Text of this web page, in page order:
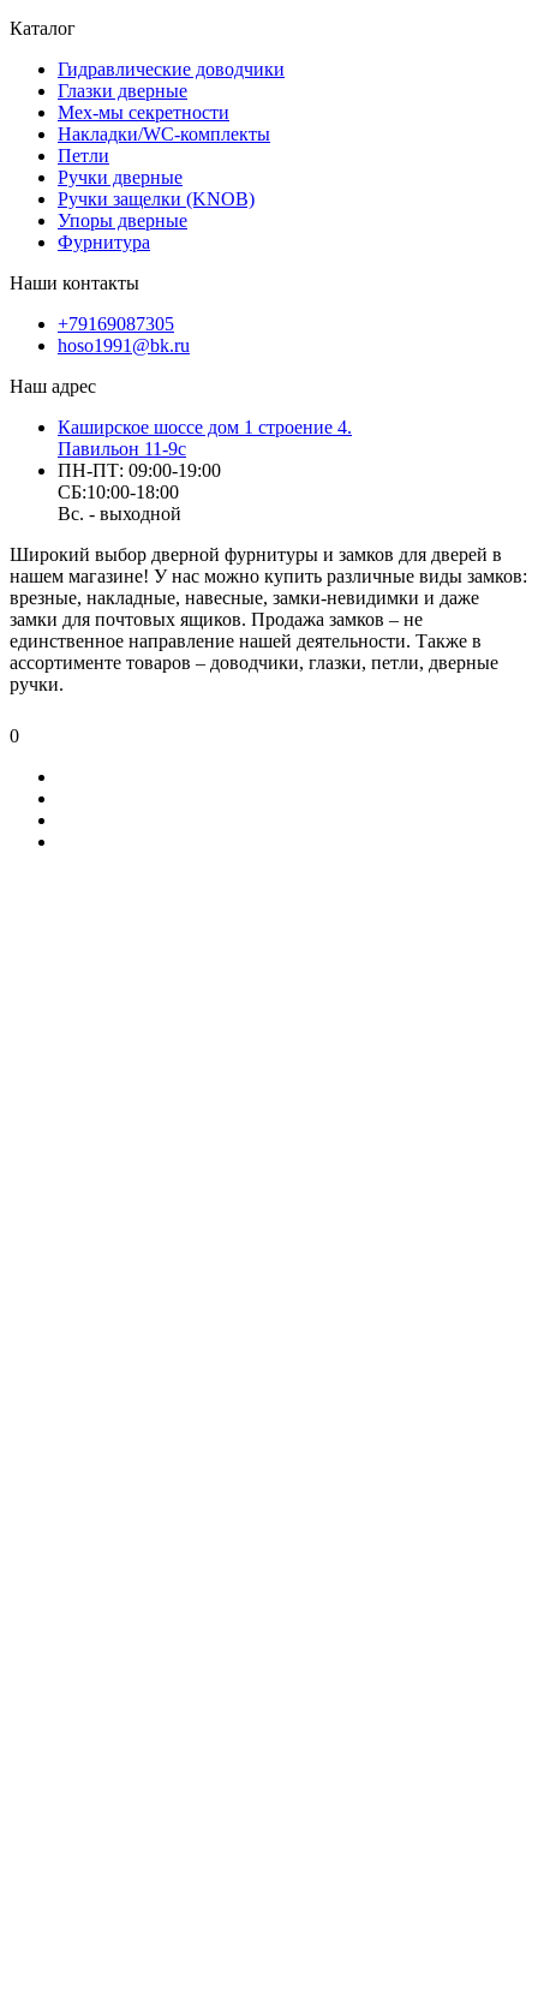
Каталог
Гидравлические доводчики
Глазки дверные
Мех-мы секретности
Накладки/WC-комплекты
Петли
Ручки дверные
Ручки защелки (KNOB)
Упоры дверные
Фурнитура
Наши контакты
+79169087305
hoso1991@bk.ru
Наш адрес
Каширское шоссе дом 1 строение 4.
Павильон 11-9с
ПН-ПТ: 09:00-19:00
СБ:10:00-18:00
Вс. - выходной
Широкий выбор дверной фурнитуры и замков для дверей в
нашем магазине! У нас можно купить различные виды замков:
врезные, накладные, навесные, замки-невидимки и даже
замки для почтовых ящиков. Продажа замков – не
единственное направление нашей деятельности. Также в
ассортименте товаров – доводчики, глазки, петли, дверные
ручки.
0